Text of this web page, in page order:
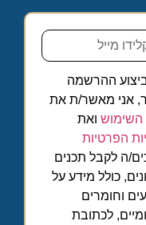
ההרשמה
אני מאשר/ת את
השימוש ואת
הפרטיות
ה לקבל תכנים
כולל מידע על
וחומרים
לכתובת